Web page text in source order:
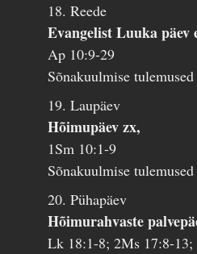
18. Reede
Evangelist Luuka päev
Ap 10:9-29
Sõnakuulmise tulemused
19. Laupäev
Hõimupäev zx,
1Sm 10:1-9
Sõnakuulmise tulemused
20. Pühapäev
Hõimurahvaste
Lk 18:1-8; 2Ms 17:8-